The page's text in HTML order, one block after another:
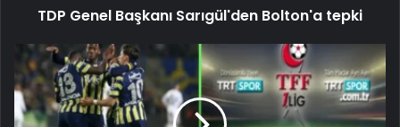
TDP Genel Başkanı Sarıgül'den Bolton'a tepki